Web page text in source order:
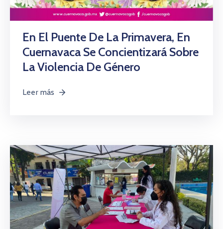
En El Puente De La Primavera, En
Cuernavaca Se Concientizará Sobre
La Violencia De Género
Leer más